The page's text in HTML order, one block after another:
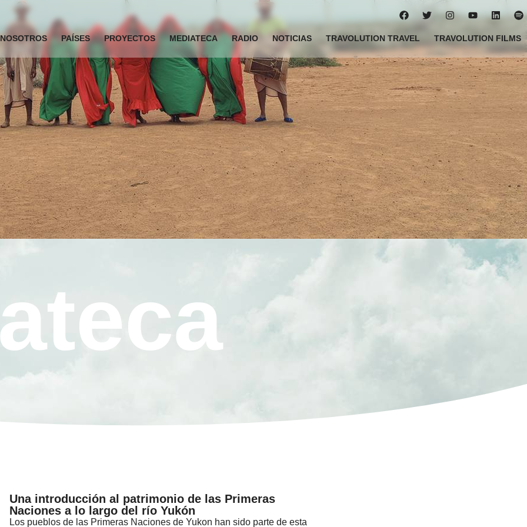
NOSOTROS PAÍSES PROYECTOS MEDIATECA RADIO NOTICIAS TRAVOLUTION TRAVEL TRAVOLUTION FILMS
Una introducción al patrimonio de las Primeras
Naciones a lo largo del río Yukón
Los pueblos de las Primeras Naciones de Yukon han sido parte de esta